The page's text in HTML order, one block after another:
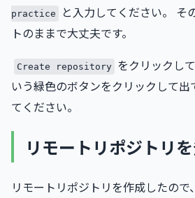
practice
と入力してください。 そ
トのままで大丈夫です。
Create repository をクリックし
いう緑色のボタンをクリックして出
てください。
リモートリポジトリ
リモートリポジトリを作成したの